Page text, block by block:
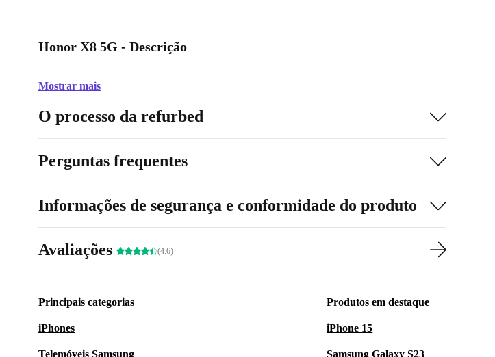
Honor X8 5G - Descrição
Mostrar mais
O processo da refurbed
Perguntas frequentes
Informações de segurança e conformidade do produto
Avaliações (4.6)
Principais categorias
iPhones
Telemóveis Samsung
Produtos em destaque
iPhone 15
Samsung Galaxy S23